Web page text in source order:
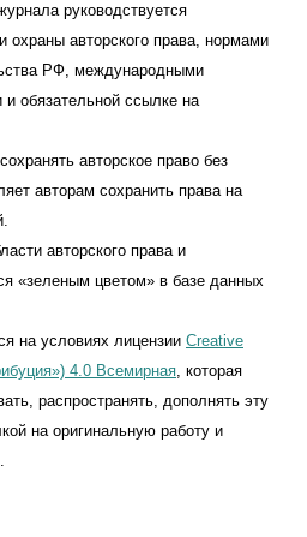
руководствуется
авторского права, нормами
РФ, международными
обязательной ссылке на
авторское право без
авторам сохранить права на
авторского права и
«зеленым цветом» в базе данных
на условиях лицензии Creative
4.0 Всемирная, которая
распространять, дополнять эту
на оригинальную работу и